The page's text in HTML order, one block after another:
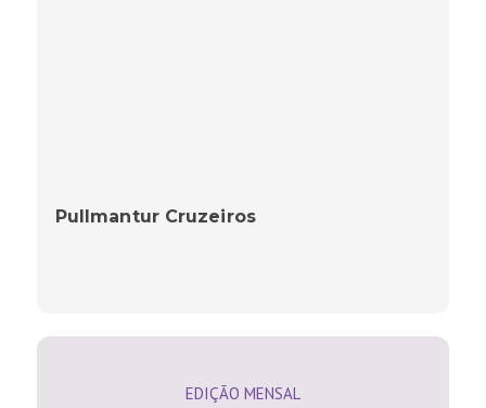
Pullmantur Cruzeiros
EDIÇÃO MENSAL